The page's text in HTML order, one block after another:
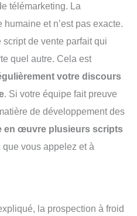
télémarketing. La
et n’est pas exacte.
de vente parfait qui
quel autre. Cela est
votre discours
. Si votre équipe fait preuve
de développement des
en œuvre plusieurs scripts
vous appelez et à
la prospection à froid